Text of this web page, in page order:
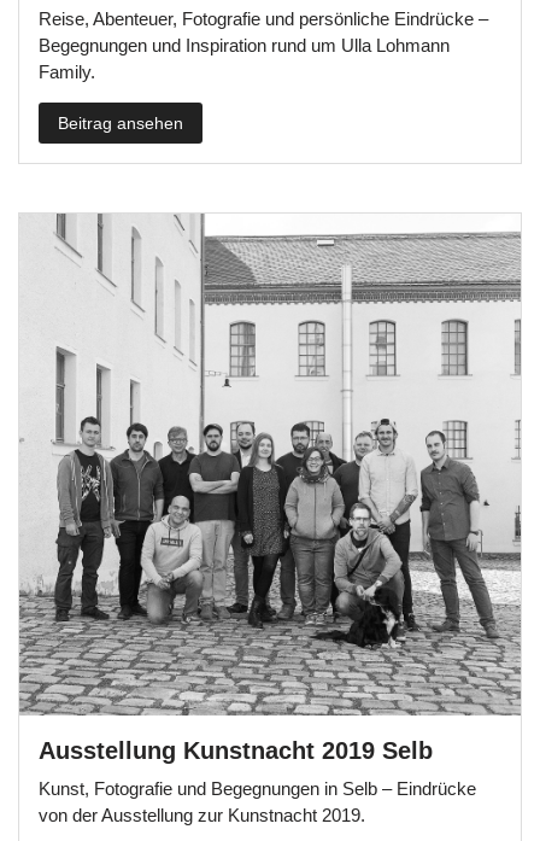
Reise, Abenteuer, Fotografie und persönliche Eindrücke –
Begegnungen und Inspiration rund um Ulla Lohmann
Family.
Beitrag ansehen
Ausstellung Kunstnacht 2019 Selb
Kunst, Fotografie und Begegnungen in Selb – Eindrücke
von der Ausstellung zur Kunstnacht 2019.